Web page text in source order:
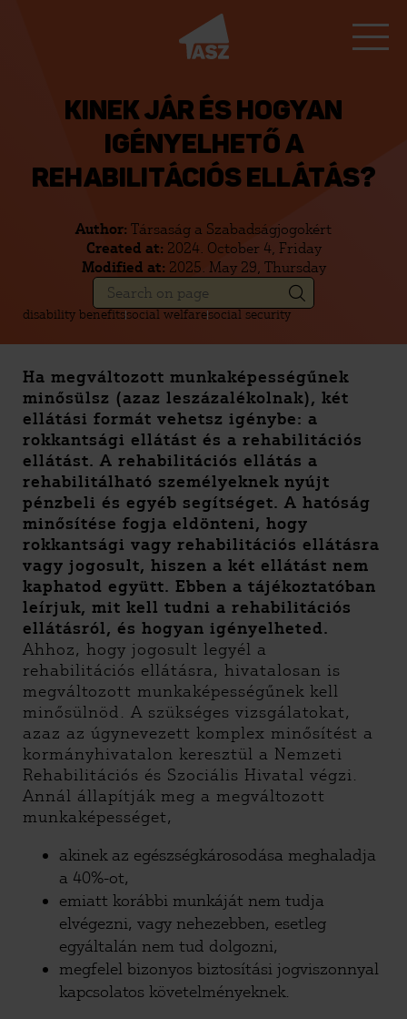
KINEK JÁR ÉS HOGYAN
IGÉNYELHETŐ A
REHABILITÁCIÓS ELLÁTÁS?
Author: Társaság a Szabadságjogokért
Created at: 2024. October 4, Friday
Modified at: 2025. May 29, Thursday
disability benefitssocial welfaresocial security
Ha megváltozott munkaképességűnek
minősülsz (azaz leszázalékolnak), két
ellátási formát vehetsz igénybe: a
rokkantsági ellátást és a rehabilitációs
ellátást. A rehabilitációs ellátás a
rehabilitálható személyeknek nyújt
pénzbeli és egyéb segítséget. A hatóság
minősítése fogja eldönteni, hogy
rokkantsági vagy rehabilitációs ellátásra
vagy jogosult, hiszen a két ellátást nem
kaphatod együtt. Ebben a tájékoztatóban
leírjuk, mit kell tudni a rehabilitációs
ellátásról, és hogyan igényelheted.
Ahhoz, hogy jogosult legyél a
rehabilitációs ellátásra, hivatalosan is
megváltozott munkaképességűnek kell
minősülnöd. A szükséges vizsgálatokat,
azaz az úgynevezett komplex minősítést a
kormányhivatalon keresztül a Nemzeti
Rehabilitációs és Szociális Hivatal végzi.
Annál állapítják meg a megváltozott
munkaképességet,
akinek az egészségkárosodása meghaladja
a 40%-ot,
emiatt korábbi munkáját nem tudja
elvégezni, vagy nehezebben, esetleg
egyáltalán nem tud dolgozni,
megfelel bizonyos biztosítási jogviszonnyal
kapcsolatos követelményeknek.